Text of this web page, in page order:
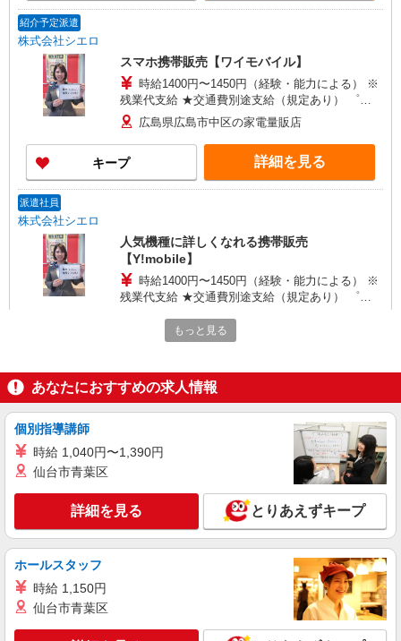
紹介予定派遣
株式会社シエロ
スマホ携帯販売【ワイモバイル】
時給1400円〜1450円（経験・能力による） ※
残業代支給 ★交通費別途支給（規定あり） ゜
+゜・。○。・゜+゜・。○。・゜+゜ 入社祝い金10
万円支給(規定有) お友達を紹介頂くと, インセンテ
ィブ支給(規定有) ★月2回払い・週払い可能（規程
有）★ ゜・。○。・゜+゜・。○。・゜+゜
広島県広島市中区の家電量販店
キープ 詳細を見る
派遣社員
株式会社シエロ
人気機種に詳しくなれる携帯販売
【Y!mobile】
時給1400円〜1450円（経験・能力による） ※
残業代支給 ★交通費別途支給（規定あり） ゜
万円支給(規定有) お友達を紹介頂くと, インセンテ
ィブ支給(規定有) ★月2回払い・週払い可能（規程
広島県広島市中区のsoftbankショップ
時給1530円 ※資格手当・チーフ手当・インセ
ンティブ別途支給！ ※残業代支給 ★交通費全額支
給 ゜+゜・。○。・゜+゜・。○。・゜+゜ 入社祝
い金10万円支給(規定有) お友達を紹介頂くと, イン
センティブ支給(規定有) ★月2回払い・週払い可能
（規程有）★ ゜・。○。・゜+゜・。○。・゜+゜
広島県広島市中区
キープ 詳細を見る
派遣社員
株式会社シエロ
人気機種に詳しくなれる携帯販売
【Y!mobile】
もっと見る
あなたにおすすめの求人情報
個別指導講師
時給 1,040円〜1,390円
仙台市青葉区
詳細を見る とりあえずキープ
ホールスタッフ
時給 1,150円
仙台市青葉区